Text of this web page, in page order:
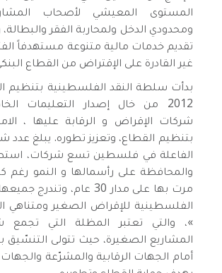
المستوى المعيشي لأصحاب
ومحدودي الدخل ولمحاربة الفقر
تقديم خدمات مالية متنوعة مستهدفاً
غير القادرة على الإقتراض من القطاع
بدأت سلطة النقد الفلسطينية بتنظيم
2012 من خال إصدار التعليمات
شركات الإقراض و الرقابة عليها ،
بتنظيم القطاع، وتعزيز تطوره. يبلغ عدد
الفاعلة في فلسطين تسع شركات،
والمحافظة على رأسمالها و النمو رغم
مرت بها على مدار 30 عام،
الفلسطينية للإقراض الصغير ومتناهي
»، والتي تعتبر المظلة التي تجمع
المشاريع الصغيرة، حيث تتولى التنسّيق
أمام الجهات الرقابية والمشرّعة والجهات